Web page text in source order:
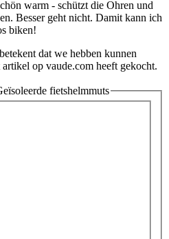
warm - schützt die Ohren und
Besser geht nicht. Damit kann ich
biken!
dat we hebben kunnen
op vaude.com heeft gekocht.
fietshelmmuts